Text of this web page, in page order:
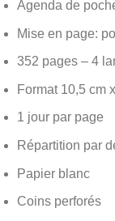
Agenda de
Mise en page:
352 pages – 4
Format 10,5 cm
1 jour par page
Répartition par
Papier blanc
Coins perforés